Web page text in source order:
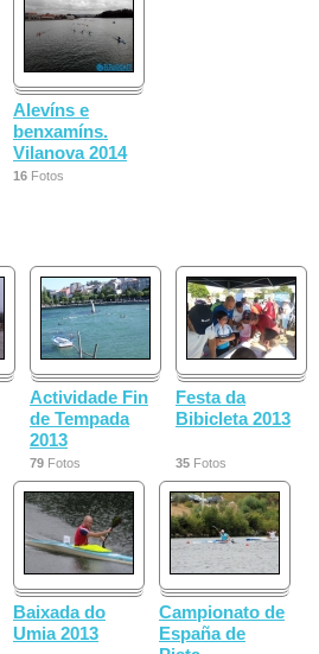
Alevíns e
benxamíns.
Vilanova 2014
16 Fotos
Actividade Fin
de Tempada
2013
79 Fotos
Festa da
Bibicleta 2013
35 Fotos
Baixada do
Umia 2013
Campionato de
España de